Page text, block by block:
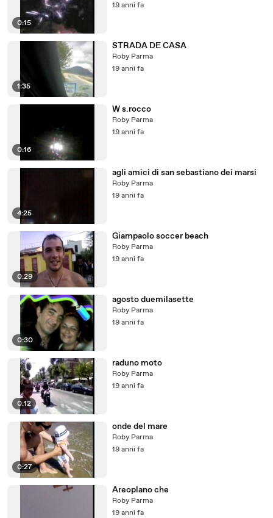
0:15
19 anni fa
1:35
STRADA DE CASA
Roby Parma
19 anni fa
0:16
W s.rocco
Roby Parma
19 anni fa
4:25
agli amici di san sebastiano dei marsi
Roby Parma
19 anni fa
0:29
Giampaolo soccer beach
Roby Parma
19 anni fa
0:30
agosto duemilasette
Roby Parma
19 anni fa
0:12
raduno moto
Roby Parma
19 anni fa
0:27
onde del mare
Roby Parma
19 anni fa
Areoplano che
Roby Parma
19 anni fa